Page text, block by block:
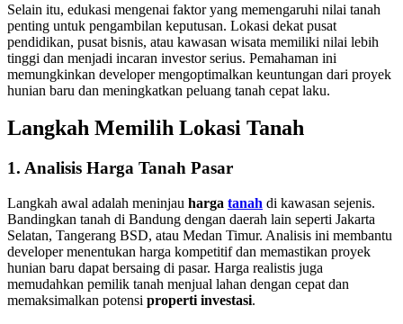
Selain itu, edukasi mengenai faktor yang memengaruhi nilai tanah
penting untuk pengambilan keputusan. Lokasi dekat pusat
pendidikan, pusat bisnis, atau kawasan wisata memiliki nilai lebih
tinggi dan menjadi incaran investor serius. Pemahaman ini
memungkinkan developer mengoptimalkan keuntungan dari proyek
hunian baru dan meningkatkan peluang tanah cepat laku.
Langkah Memilih Lokasi Tanah
1. Analisis Harga Tanah Pasar
Langkah awal adalah meninjau harga tanah di kawasan sejenis.
Bandingkan tanah di Bandung dengan daerah lain seperti Jakarta
Selatan, Tangerang BSD, atau Medan Timur. Analisis ini membantu
developer menentukan harga kompetitif dan memastikan proyek
hunian baru dapat bersaing di pasar. Harga realistis juga
memudahkan pemilik tanah menjual lahan dengan cepat dan
memaksimalkan potensi properti investasi.